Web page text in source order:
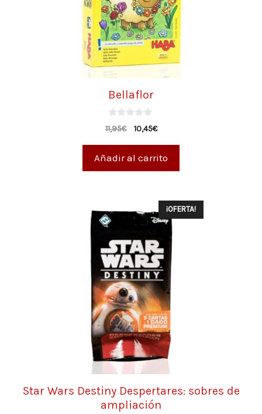
Bellaflor
0
d
11,95€ 10,45€
Añadir al carrito
¡OFERTA!
Star Wars Destiny Despertares: sobres de
ampliación